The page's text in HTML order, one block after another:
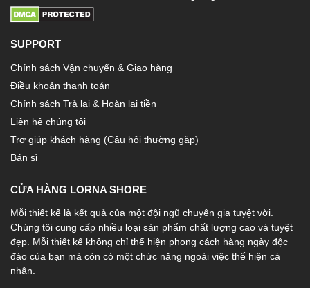
SUPPORT
Chính sách Vận chuyển & Giao hàng
Điều khoản thanh toán
Chính sách Trả lại & Hoàn lại tiền
Liên hệ chúng tôi
Trợ giúp khách hàng (Câu hỏi thường gặp)
Bán sỉ
CỬA HÀNG LORNA SHORE
Mỗi thiết kế là kết quả của một đội ngũ chuyên gia tuyệt vời.
Chúng tôi cung cấp nhiều loại sản phẩm chất lượng cao và tuyệt
đẹp. Mỗi thiết kế không chỉ thể hiện phong cách hàng ngày độc
đáo của bạn mà còn có một chức năng ngoài việc thể hiện cá
nhân.